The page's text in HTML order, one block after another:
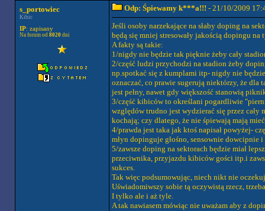
s_portowiec
Kibic
IP: zapisany
Na forum od 8020dni
Odp: Śpiewamy k***a!!! - 21/10/2009
Jeśli osoby narzekające na słaby doping na
będą się mniej stresowały jakością dopingu na
A fakty są takie:
1/nigdy nie będzie tak pięknie żeby cały
2/część ludzi przychodzi na stadion żeby
np.spotkać się z kumplami itp- nigdy nie
oznaczać, co prawie sugerują niektórzy, że dla
jest pełny, nawet gdy większość stanowią
3/część kibiców to określani pogardliwie
względów trudno jest wydzierać się przez
kochają; czy dlatego, że nie śpiewają mają
4/prawda jest taka jak ktoś napisał powyżej-
młyn dopinguje głośno, sensownie dowcipnie
5/zawsze doping na sektorach będzie miał
przeciwnika, przyjazdu kibiców gości itp.i
sukces.
Tak więc podsumowując, niech nikt nie
Uświadomiwszy sobie tą oczywistą rzecz,
I tylko ale i aż tyle.
A tak nawiasem mówiąc nie uważam aby z